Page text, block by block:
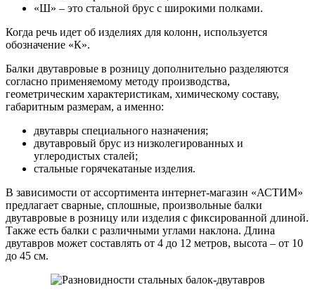
медный
Лента
медный
Труба
медная
(пруток)
Олово,
цинк,
Фитинги
стальные
чугунные
Хомуты
стальные
Хомуты
«Ш» – это стальной брус с широкими полками.
Когда речь идет об изделиях для колонн, используется
обозначение «К».
Балки двутавровые в розницу дополнительно разделяются
согласно применяемому методу производства,
геометрическим характеристикам, химическому составу,
габаритным размерам, а именно:
двутавры специального назначения;
двутавровый брус из низколегированных и
углеродистых сталей;
стальные горячекатаные изделия.
В зависимости от ассортимента интернет-магазин «АСТИМ»
предлагает сварные, сплошные, произвольные балки
двутавровые в розницу или изделия с фиксированной длиной.
Также есть балки с различными углами наклона. Длина
двутавров может составлять от 4 до 12 метров, высота – от 10
до 45 см.